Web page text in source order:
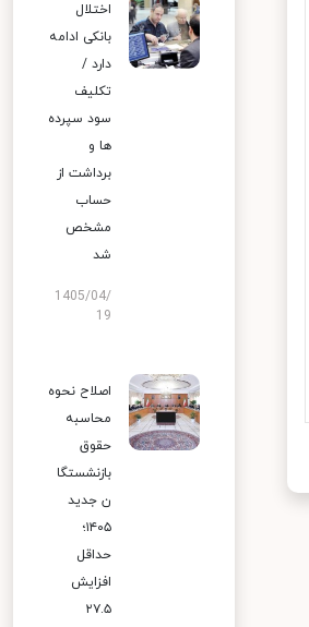
اختلال
بانکی ادامه
دارد /
تکلیف
سود سپرده
ها و
برداشت از
حساب
مشخص
شد
1405/04/
19
اصلاح نحوه
محاسبه
حقوق
بازنشستگا
ن جدید
۱۴۰۵؛
حداقل
افزایش
۲۷.۵